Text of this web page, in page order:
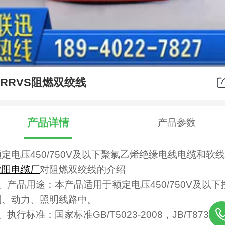
阻燃双绞线
产品详情 产品参数
电压450/750V及以下聚氯乙烯绝缘电线电缆和软线
电缆厂对阻燃双绞线的介绍
产品用途：本产品适用于额定电压450/750V及以下
动力、照明线路中。
执行标准：国家标准GB/T5023-2008，JB/T8734-